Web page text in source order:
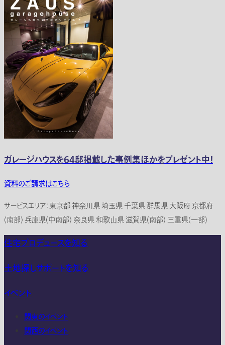
ガレージハウスを64邸掲載した事例集ほかをプレゼント中！
資料のご請求はこちら
サービスエリア：東京都 神奈川県 埼玉県 千葉県 群馬県 大阪府 京都府
(南部) 兵庫県(中南部) 奈良県 和歌山県 滋賀県(南部) 三重県(一部)
住宅プロデュースを知る
土地探しサポートを知る
イベント
関東のイベント
関西のイベント